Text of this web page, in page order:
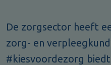
De zorgsector heeft
zorg- en
#kiesvoordezorg